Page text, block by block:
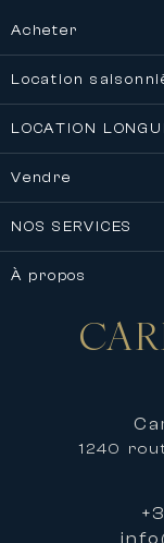
Acheter
Location
LOCATION
Vendre
NOS SERVICES
À propos
Nous contacter
1240